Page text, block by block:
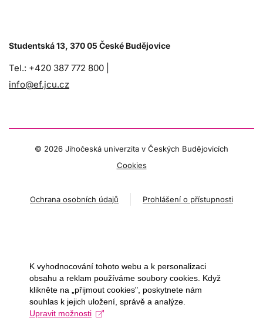
Studentská 13, 370 05 České Budějovice
Tel.: +420 387 772 800 |
info@ef.jcu.cz
© 2026 Jihočeská univerzita v Českých Budějovicích
Cookies
Ochrana osobních údajů Prohlášení o přístupnosti
K vyhodnocování tohoto webu a k personalizaci
obsahu a reklam používáme soubory cookies. Když
klikněte na „přijmout cookies", poskytnete nám
souhlas k jejich uložení, správě a analýze.
Upravit možnosti